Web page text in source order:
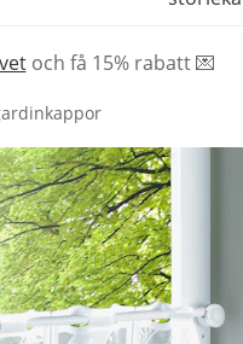
och få 15% rabatt 💌